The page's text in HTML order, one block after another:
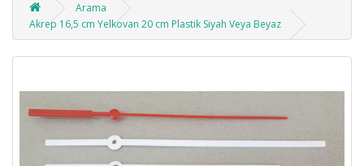
Arama
Akrep 16,5 cm Yelkovan 20 cm Plastik Siyah Veya Beyaz